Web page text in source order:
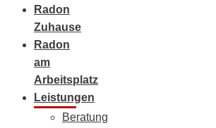
Radon
Zuhause
Radon
am
Arbeitsplatz
Leistungen
Beratung